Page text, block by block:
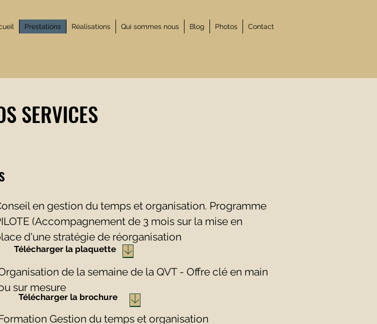
Prestations Réalisations Qui sommes nous Blog Photos Contact
SERVICES
en gestion du temps et organisation. Programme
(Accompagnement de 3 mois sur la mise en
d'une stratégie de réorganisation
Gestion du temps et organisation
de la semaine de la QVT - Offre clé en main
sur mesure
Télécharger la brochure
Télécharger la plaquette